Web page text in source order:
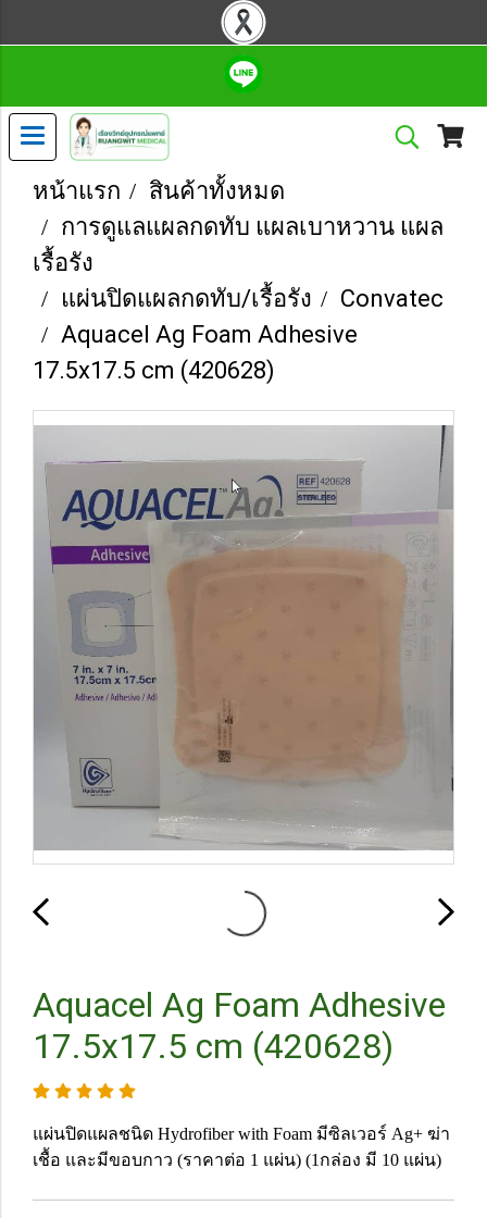
หน้าแรก
สินค้าทั้งหมด
การดูแลแผลกดทับ แผลเบาหวาน แผล
เรื้อรัง
แผ่นปิดแผลกดทับ/เรื้อรัง
Convatec
Aquacel Ag Foam Adhesive
17.5x17.5 cm (420628)
Aquacel Ag Foam Adhesive
17.5x17.5 cm (420628)
แผ่นปิดแผลชนิด Hydrofiber with Foam มีซิลเวอร์ Ag+ ฆ่า
เชื้อ และมีขอบกาว (ราคาต่อ 1 แผ่น) (1กล่อง มี 10 แผ่น)